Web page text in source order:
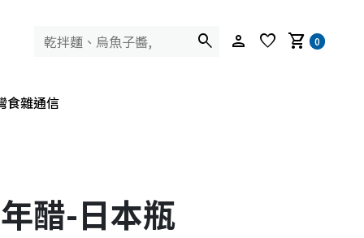
search person favorite shopping_cart 0
食雜通信
醋-日本瓶